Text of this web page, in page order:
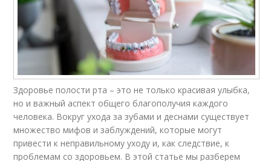
Здоровье полости рта – это не только красивая улыбка,
но и важный аспект общего благополучия каждого
человека. Вокруг ухода за зубами и деснами существует
множество мифов и заблуждений, которые могут
привести к неправильному уходу и, как следствие, к
проблемам со здоровьем. В этой статье мы разберем